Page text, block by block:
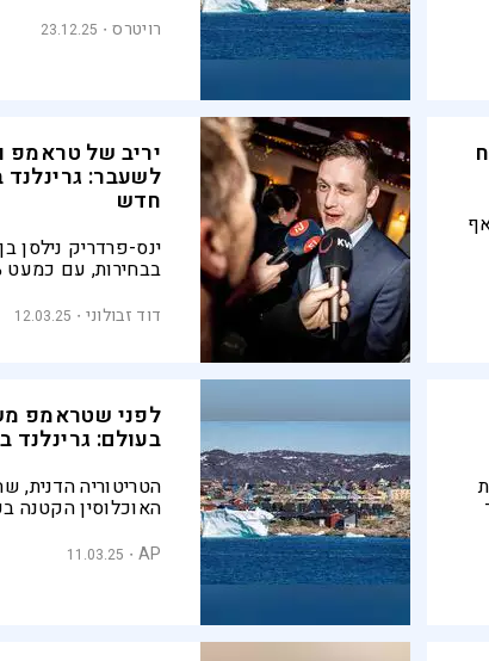
ותושבי האי – סביב
רויטרס 23.12.25
יריב של טראמפ
לשעבר:
חדש
במילים הקשות
דוד זבולוני 12.03.25
לפני שטראמפ
בעולם: גרינלנד
הטריטוריה
האוכלוסין הקטנה
גרינלנד
AP
11.03.25